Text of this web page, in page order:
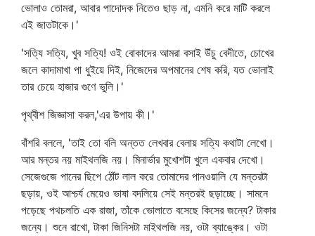
ভোলাও তোমরা, আবার পাদোদক নিতেও ছাড় না, এমনি করে মাটি করলে
এই জাতটাকে।'
'সত্যি সত্যি, খুব সত্যি! ওই বোকাদের আমরা বসাই উঁচু বেদীতে, চোখের
জলে কাদামাখা পা ধুইয়ে দিই, নিজেদের অপমানের শেষ করি, যত ভোলাই
তার চেয়ে হাজার গুণে ভুলি।'
পৃথ্বীশ জিজ্ঞাসা করল,'এর উপায় কী।'
বাঁশরি বললে, 'তাই তো বলি অন্তত লেখবার বেলায় সত্যি কথাটা লেখো।
আর মন্তর নয় মাইথলজি নয়। মিনার্ভার মুখোশটা খুলে একবার দেখো।
সেজেগুজে পানের ছিপে ঠোঁট লাল করে তোমাদের পানওয়ালি যে মন্তরটা
ছড়ায়, ওই আশ্চর্য মেয়েও ভাষা বদলিয়ে সেই মন্তরই ছড়াচ্ছে। সামনে
পড়েছে পথচলতি এক রাজা, তাঁকে ভোলাতে বসেছে কিসের জন্যে? টাকার
জন্যে। শুনে রাখো, টাকা জিনিসটা মাইথলজি নয়, ওটা ব্যাঙ্কের। ওটা